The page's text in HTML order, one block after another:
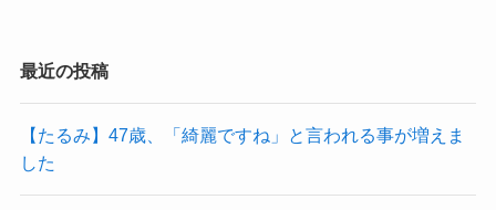
最近の投稿
【たるみ】47歳、「綺麗ですね」と言われる事が増えま
した